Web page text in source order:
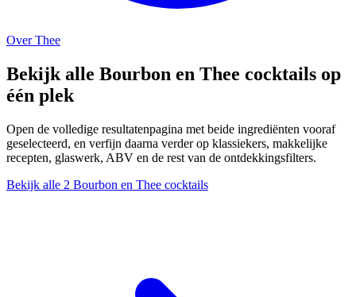
Over Thee
Bekijk alle Bourbon en Thee cocktails op
één plek
Open de volledige resultatenpagina met beide ingrediënten vooraf
geselecteerd, en verfijn daarna verder op klassiekers, makkelijke
recepten, glaswerk, ABV en de rest van de ontdekkingsfilters.
Bekijk alle 2 Bourbon en Thee cocktails